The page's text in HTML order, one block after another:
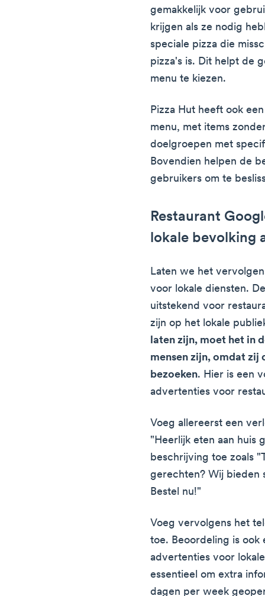
gemakkelijk voor
krijgen als ze nodig
speciale pizza die
pizza's is. Dit helpt de
menu te kiezen.
Pizza Hut heeft ook
menu, met items
doelgroepen met
Bovendien helpen de
gebruikers om te
Restaurant
lokale bevolking
Laten we het
voor lokale diensten.
uitstekend voor
zijn op het lokale
laten zijn, moet het in
mensen zijn, omdat zij
bezoeken. Hier is een
advertenties voor
Voeg allereerst een
"Heerlijk eten aan huis
beschrijving toe zoals
gerechten? Wij bieden
Bestel nu!"
Voeg vervolgens het
toe. Beoordeling is ook
advertenties voor
essentieel om extra
dagen per week